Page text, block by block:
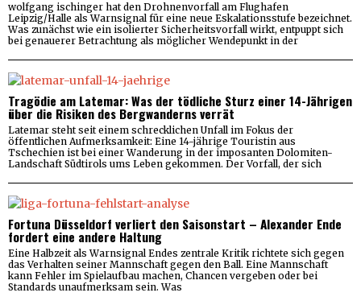
wolfgang ischinger hat den Drohnenvorfall am Flughafen
Leipzig/Halle als Warnsignal für eine neue Eskalationsstufe bezeichnet.
Was zunächst wie ein isolierter Sicherheitsvorfall wirkt, entpuppt sich
bei genauerer Betrachtung als möglicher Wendepunkt in der
Tragödie am Latemar: Was der tödliche Sturz einer 14-Jährigen
über die Risiken des Bergwanderns verrät
Latemar steht seit einem schrecklichen Unfall im Fokus der
öffentlichen Aufmerksamkeit: Eine 14-jährige Touristin aus
Tschechien ist bei einer Wanderung in der imposanten Dolomiten-
Landschaft Südtirols ums Leben gekommen. Der Vorfall, der sich
Fortuna Düsseldorf verliert den Saisonstart – Alexander Ende
fordert eine andere Haltung
Eine Halbzeit als Warnsignal Endes zentrale Kritik richtete sich gegen
das Verhalten seiner Mannschaft gegen den Ball. Eine Mannschaft
kann Fehler im Spielaufbau machen, Chancen vergeben oder bei
Standards unaufmerksam sein. Was